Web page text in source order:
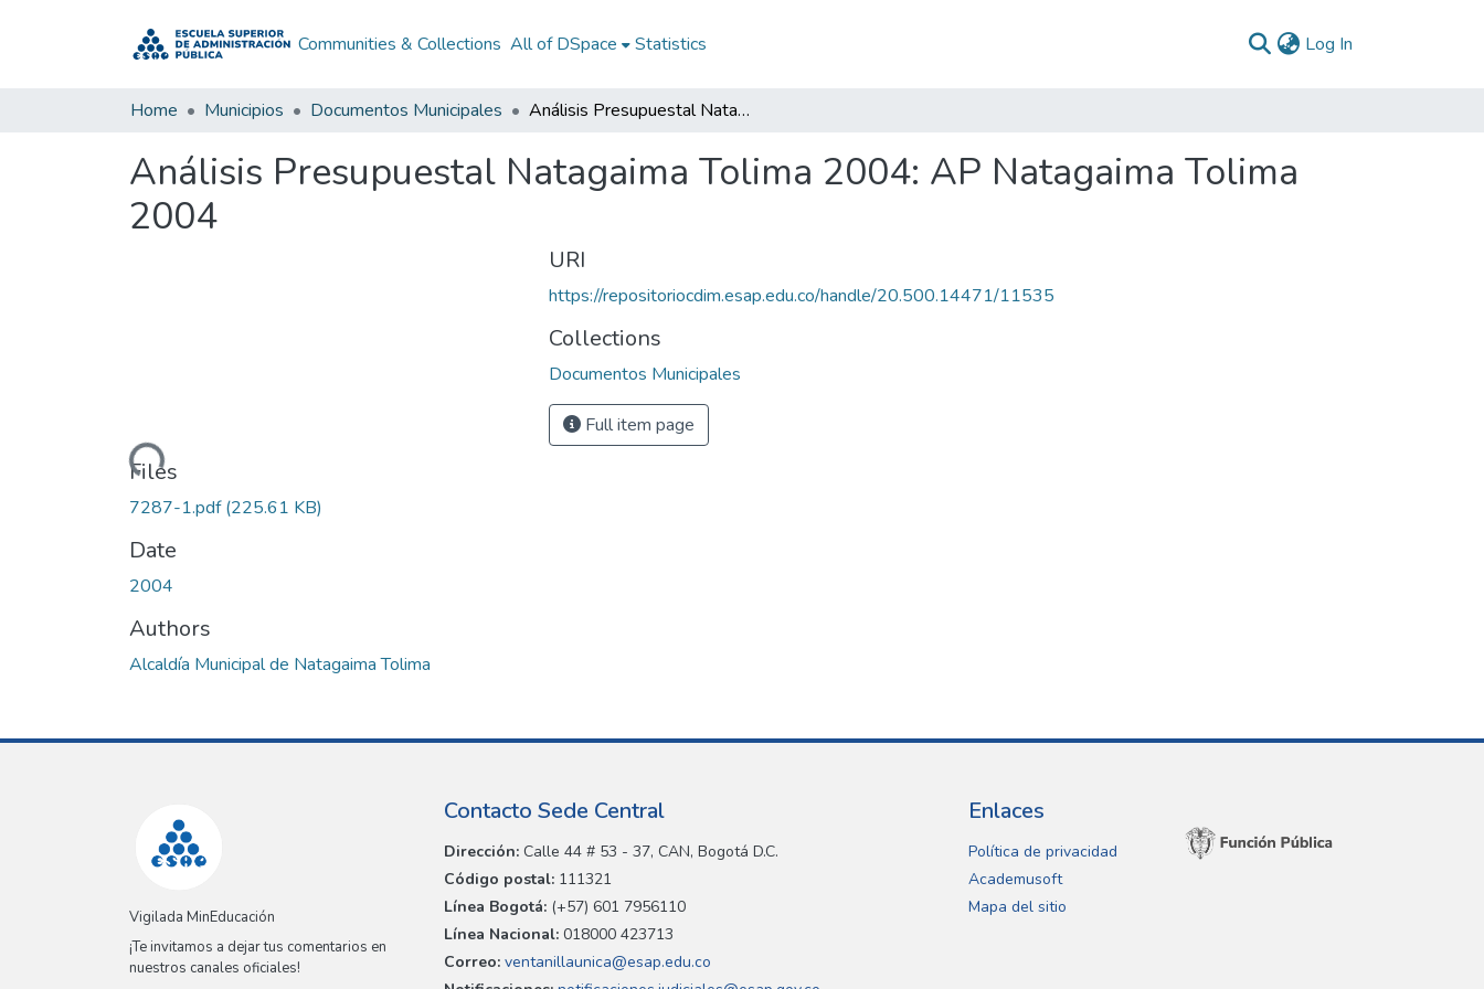
Communities & Collections All of DSpace Statistics Log In
Home Municipios Documentos Municipales Análisis Presupuestal Natagaima Tolima 2004: AP Natagaima Tolima 2004
Análisis Presupuestal Natagaima Tolima 2004: AP Natagaima Tolima
2004
Loading...
Files
7287-1.pdf(225.61 KB)
Date
2004
Authors
Alcaldía Municipal de Natagaima Tolima
URI
https://repositoriocdim.esap.edu.co/handle/20.500.14471/11535
Collections
Documentos Municipales
Full item page
Vigilada MinEducación
¡Te invitamos a dejar tus comentarios en
nuestros canales oficiales!
Contacto Sede Central
Dirección: Calle 44 # 53 - 37, CAN, Bogotá D.C.
Código postal: 111321
Línea Bogotá: (+57) 601 7956110
Línea Nacional: 018000 423713
Correo: ventanillaunica@esap.edu.co
Enlaces
Política de privacidad
Academusoft
Mapa del sitio